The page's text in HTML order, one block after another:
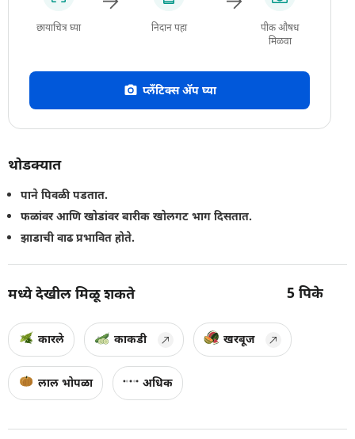
छायाचित्र घ्या निदान पहा
पीक औषध
मिळवा
प्लँटिक्स अ‍ॅप घ्या
थोडक्यात
पाने पिवळी पडतात.
फळांवर आणि खोडांवर बारीक खोलगट भाग दिसतात.
झाडाची वाढ प्रभावित होते.
मध्ये देखील मिळू शकते 5 पिके
कारले काकडी खरबूज
लाल भोपळा अधिक